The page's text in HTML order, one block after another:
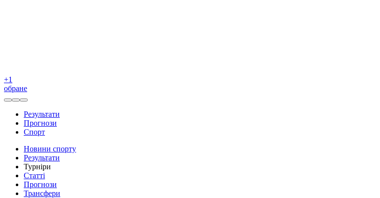
+1
обране
Результати
Прогнози
Спорт
Новини спорту
Результати
Турніри
Статті
Прогнози
Трансфери